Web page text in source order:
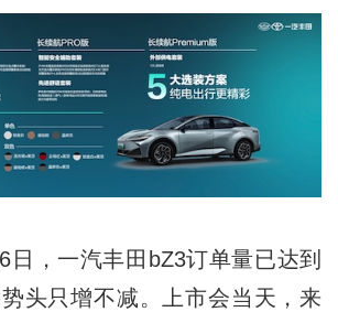
，一汽丰田bZ3订单量已达到
头只增不减。上市会当天，来